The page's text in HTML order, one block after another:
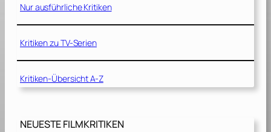
[
1
9
]
Nur ausführliche Kritiken
Kritiken zu TV-Serien
Kritiken-Übersicht A-Z
NEUESTE FILMKRITIKEN